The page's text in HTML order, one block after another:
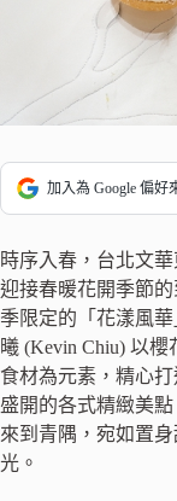
加入為 Google 偏好
時序入春，台北文
迎接春暖花開季節
季限定的「花漾風
曦 (Kevin Chiu) 以
食材為元素，精心
盛開的各式精緻美
來到青隅，宛如置
光。